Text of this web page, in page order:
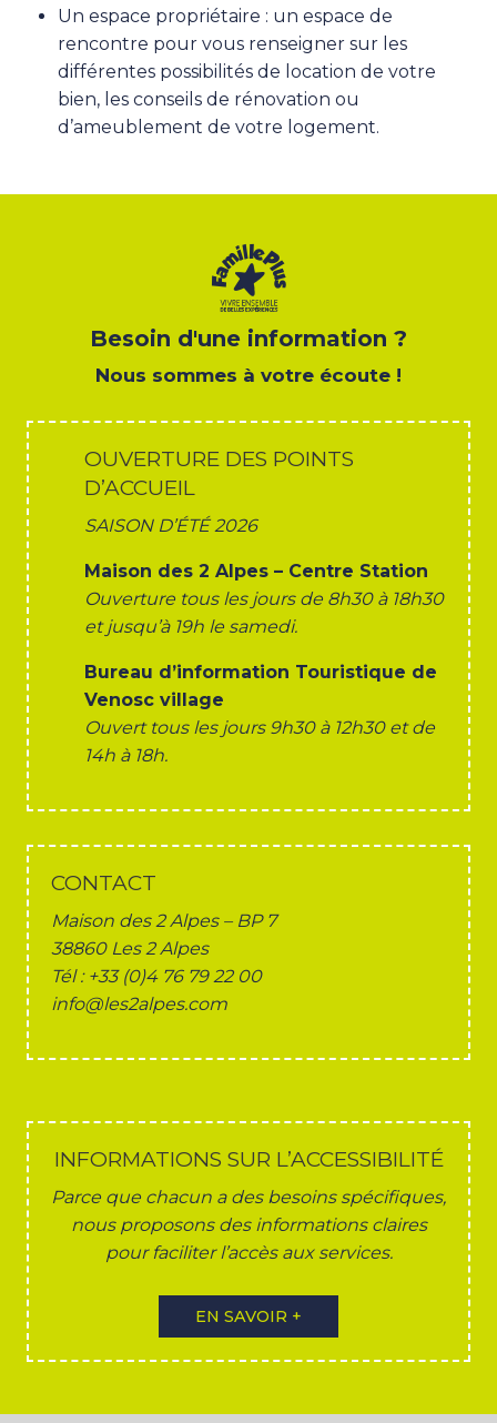
Un espace propriétaire : un espace de
rencontre pour vous renseigner sur les
différentes possibilités de location de votre
bien, les conseils de rénovation ou
d’ameublement de votre logement.
Besoin d'une information ?
Nous sommes à votre écoute !
OUVERTURE DES POINTS
D’ACCUEIL
SAISON D’ÉTÉ 2026
Maison des 2 Alpes – Centre Station
Ouverture tous les jours de 8h30 à 18h30
et jusqu’à 19h le samedi.
Bureau d’information Touristique de
Venosc village
Ouvert tous les jours 9h30 à 12h30 et de
14h à 18h.
CONTACT
Maison des 2 Alpes – BP 7
38860 Les 2 Alpes
Tél : +33 (0)4 76 79 22 00
info@les2alpes.com
INFORMATIONS SUR L’ACCESSIBILITÉ
Parce que chacun a des besoins spécifiques,
nous proposons des informations claires
pour faciliter l’accès aux services.
EN SAVOIR +